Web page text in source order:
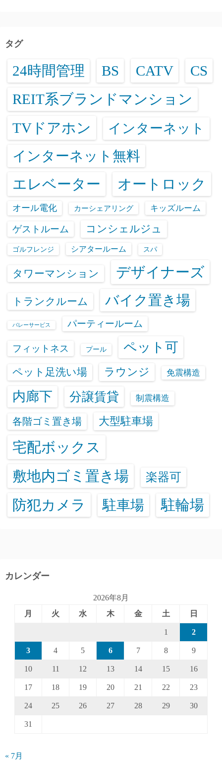
タグ
24時間管理 BS CATV CS
REIT系ブランドマンション
TVドアホン インターネット
インターネット無料
エレベーター オートロック
オール電化 カーシェアリング キッズルーム
ゲストルーム コンシェルジュ
ゴルフレンジ シアタールーム スパ
タワーマンション デザイナーズ
トランクルーム バイク置き場
バレーサービス パーティールーム
フィットネス プール ペット可
ペット足洗い場 ラウンジ 免震構造
内廊下 分譲賃貸 制震構造
各階ゴミ置き場 大型駐車場
宅配ボックス
敷地内ゴミ置き場
楽器可
防犯カメラ 駐車場 駐輪場
カレンダー
2026年8月
月
火 水 木 金 土 日
1 2
3 4 5 6 7 8 9
10 11 12 13 14 15 16
17 18 19 20 21 22 23
24 25 26 27 28 29 30
31
« 7月